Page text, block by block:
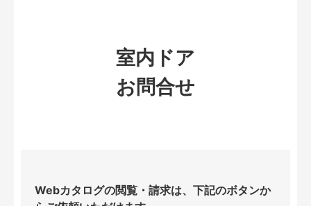
室内ドア
お問合せ
Webカタログの閲覧・請求は、下記のボタンか